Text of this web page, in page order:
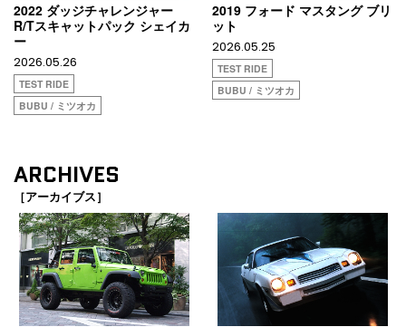
2022 ダッジチャレンジャー
R/Tスキャットパック シェイカ
ー
2026.05.26
TEST RIDE
BUBU / ミツオカ
2019 フォード マスタング ブリ
ット
2026.05.25
TEST RIDE
BUBU / ミツオカ
ARCHIVES
［アーカイブス］